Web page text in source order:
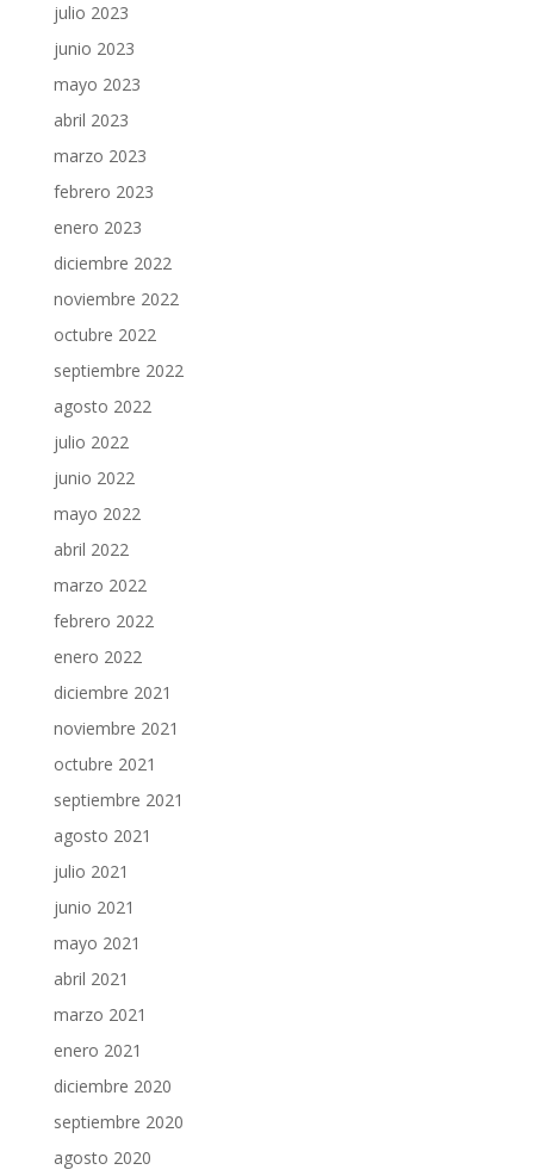
julio 2023
junio 2023
mayo 2023
abril 2023
marzo 2023
febrero 2023
enero 2023
diciembre 2022
noviembre 2022
octubre 2022
septiembre 2022
agosto 2022
julio 2022
junio 2022
mayo 2022
abril 2022
marzo 2022
febrero 2022
enero 2022
diciembre 2021
noviembre 2021
octubre 2021
septiembre 2021
agosto 2021
julio 2021
junio 2021
mayo 2021
abril 2021
marzo 2021
enero 2021
diciembre 2020
septiembre 2020
agosto 2020